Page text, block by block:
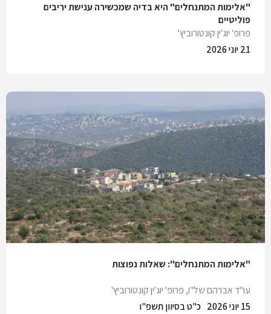
"אלימות המתנחלים" היא בדיה שמכשירה ענישת יריבים
פוליטיים
פרופ' יוג'ין קונטורוביץ'
21 יוני 2026
"אלימות המתנחלים": שאלות נפוצות
עו"ד אברהם של"ו, פרופ' יוג'ין קונטורוביץ'
כ"ט בסיוון תשפ"ו
15 יוני 2026